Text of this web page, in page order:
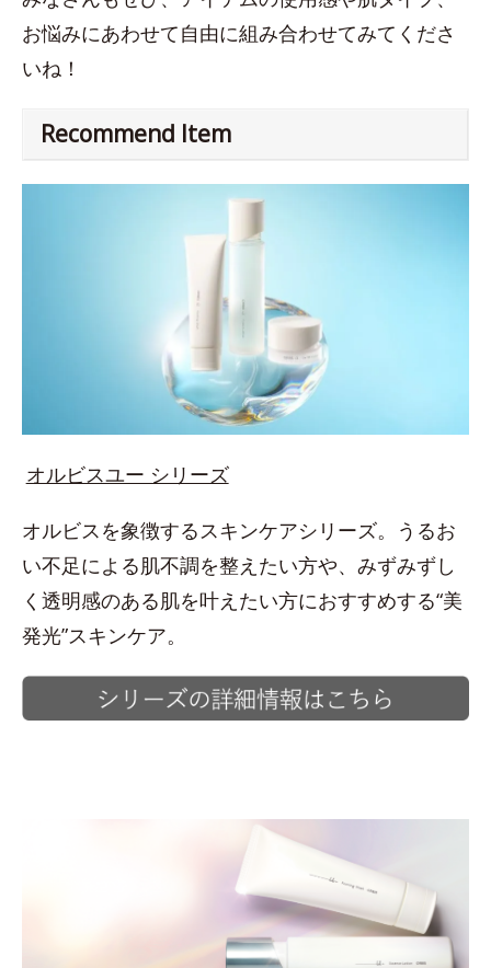
お悩みにあわせて自由に組み合わせてみてくださ
いね！
Recommend Item
オルビスユー シリーズ
オルビスを象徴するスキンケアシリーズ。うるお
い不足による肌不調を整えたい方や、みずみずし
く透明感のある肌を叶えたい方におすすめする“美
発光”スキンケア。